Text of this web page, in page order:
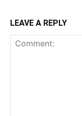
LEAVE A REPLY